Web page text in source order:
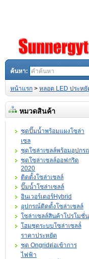
ค้นหา:
หน้าแรก > หลอด LED ประหยั
หมวดสินค้า
ชุดปั๊มน้ำพร้อมแผงโซล่า
เซล
ชุดโซล่าเซลล์พร้อมอุปกร
ชุดโซล่าเซลล์ออฟกริด
2020
ติดตั้งโซล่าเซลล์
ปั๊มน้ำโซล่าเซลล์
อินเวอร์เตอร์Hybrid
อุปกรณ์ติดตั้งโซล่าเซลล์
โซล่าเซลล์สินค้าโปรโมชั่น
โฮมชุดระบบโซล่าเซลล์่
ราคาประหยัด
ชุด Ongridต่อเข้าการ
ไฟฟ้า